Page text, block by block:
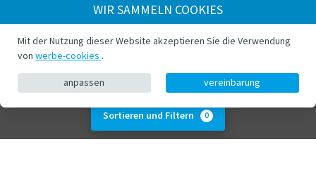
Sortieren und Filtern 0
WIR SAMMELN COOKIES
Mit der Nutzung dieser Website akzeptieren Sie die Verwendung
von werbe-cookies .
anpassen vereinbarung